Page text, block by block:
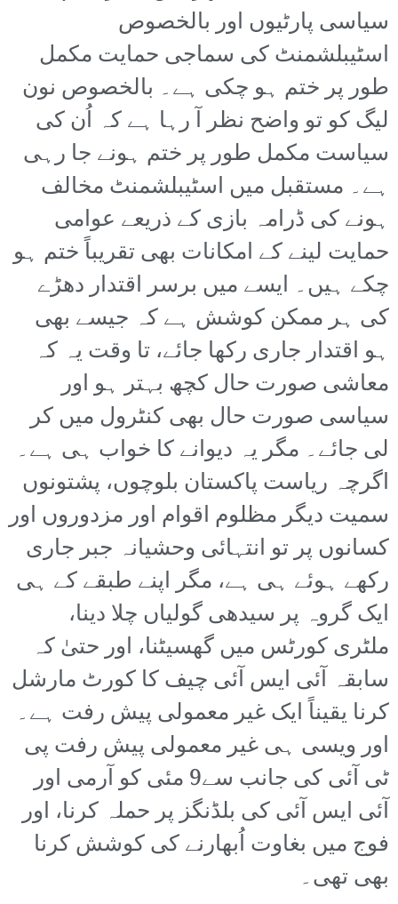
سیاسی پارٹیوں اور بالخصوص
اسٹیبلشمنٹ کی سماجی حمایت مکمل
طور پر ختم ہو چکی ہے۔ بالخصوص نون
لیگ کو تو واضح نظر آ رہا ہے کہ اُن کی
سیاست مکمل طور پر ختم ہونے جا رہی
ہے۔ مستقبل میں اسٹیبلشمنٹ مخالف
ہونے کی ڈرامہ بازی کے ذریعے عوامی
حمایت لینے کے امکانات بھی تقریباً ختم ہو
چکے ہیں۔ ایسے میں برسر اقتدار دھڑے
کی ہر ممکن کوشش ہے کہ جیسے بھی
ہو اقتدار جاری رکھا جائے، تا وقت یہ کہ
معاشی صورت حال کچھ بہتر ہو اور
سیاسی صورت حال بھی کنٹرول میں کر
لی جائے۔ مگر یہ دیوانے کا خواب ہی ہے۔
اگرچہ ریاست پاکستان بلوچوں، پشتونوں
سمیت دیگر مظلوم اقوام اور مزدوروں اور
کسانوں پر تو انتہائی وحشیانہ جبر جاری
رکھے ہوئے ہی ہے، مگر اپنے طبقے کے ہی
ایک گروہ پر سیدھی گولیاں چلا دینا،
ملٹری کورٹس میں گھسیٹنا، اور حتیٰ کہ
سابقہ آئی ایس آئی چیف کا کورٹ مارشل
کرنا یقیناً ایک غیر معمولی پیش رفت ہے۔
اور ویسی ہی غیر معمولی پیش رفت پی
ٹی آئی کی جانب سے9 مئی کو آرمی اور
آئی ایس آئی کی بلڈنگز پر حملہ کرنا، اور
فوج میں بغاوت اُبھارنے کی کوشش کرنا
بھی تھی۔